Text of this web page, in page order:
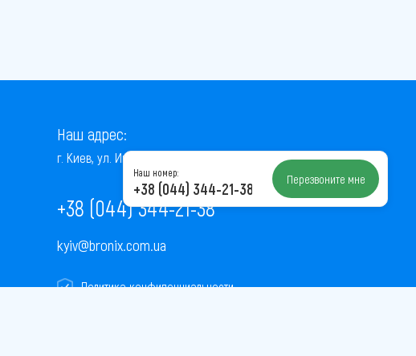
Наш адрес:
г. Киев, ул. Институтская, 22/7, оф. 41
+38 (044) 344-21-38
kyiv@bronix.com.ua
Политика конфиденциальности
Наш номер:
+38 (044) 344-21-38 Перезвоните мне